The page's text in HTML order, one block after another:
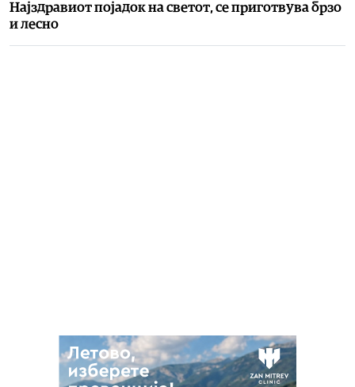
Најздравиот појадок на светот, се приготвува брзо
и лесно